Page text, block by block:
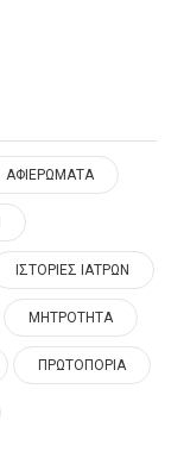
ΑΦΙΕΡΩΜΑΤΑ
ΙΣΤΟΡΙΕΣ ΙΑΤΡΩΝ
ΜΗΤΡΟΤΗΤΑ
ΠΡΩΤΟΠΟΡΙΑ